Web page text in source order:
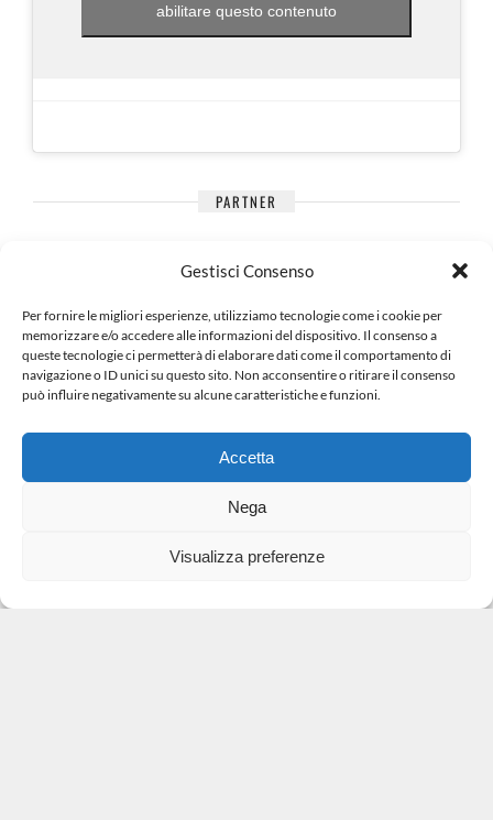
Gestisci Consenso
Per fornire le migliori esperienze, utilizziamo tecnologie come i cookie per
memorizzare e/o accedere alle informazioni del dispositivo. Il consenso a
queste tecnologie ci permetterà di elaborare dati come il comportamento di
navigazione o ID unici su questo sito. Non acconsentire o ritirare il consenso
può influire negativamente su alcune caratteristiche e funzioni.
Accetta
Nega
Visualizza preferenze
abilitare questo contenuto
PARTNER